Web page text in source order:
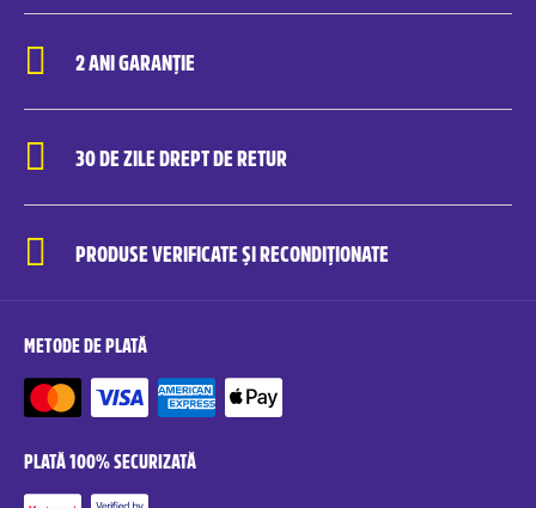
2 ANI GARANȚIE
30 DE ZILE DREPT DE RETUR
PRODUSE VERIFICATE ȘI RECONDIȚIONATE
METODE DE PLATĂ
PLATĂ 100% SECURIZATĂ